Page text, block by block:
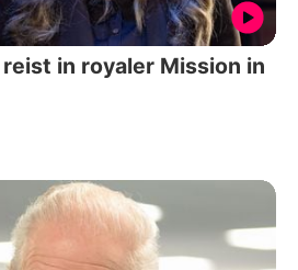
in royaler Mission in